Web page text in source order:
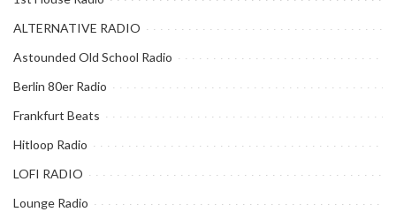
ALTERNATIVE RADIO
Astounded Old School Radio
Berlin 80er Radio
Frankfurt Beats
Hitloop Radio
LOFI RADIO
Lounge Radio